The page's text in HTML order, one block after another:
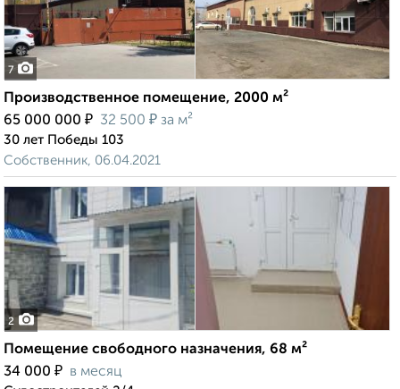
7
Производственное помещение, 2000 м²
65 000 000 ₽ 32 500 ₽ за м²
30 лет Победы 103
Собственник, 06.04.2021
2
Помещение свободного назначения, 68 м²
34 000 ₽ в месяц